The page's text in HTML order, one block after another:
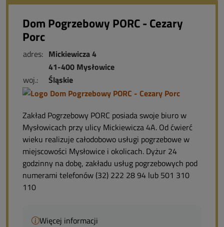
Dom Pogrzebowy PORC - Cezary
Porc
adres: Mickiewicza 4
41-400 Mysłowice
woj.:
Śląskie
Zakład Pogrzebowy PORC posiada swoje biuro w
Mysłowicach przy ulicy Mickiewicza 4A. Od ćwierć
wieku realizuje całodobowo usługi pogrzebowe w
miejscowości Mysłowice i okolicach. Dyżur 24
godzinny na dobę, zakładu usług pogrzebowych pod
numerami telefonów (32) 222 28 94 lub 501 310
110
Więcej informacji